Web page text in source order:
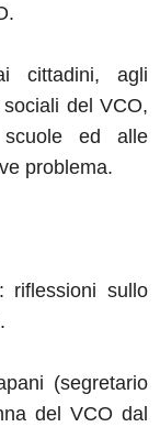
cittadini, agli
del VCO,
ed alle
problema.
riflessioni sullo
(segretario
del VCO dal